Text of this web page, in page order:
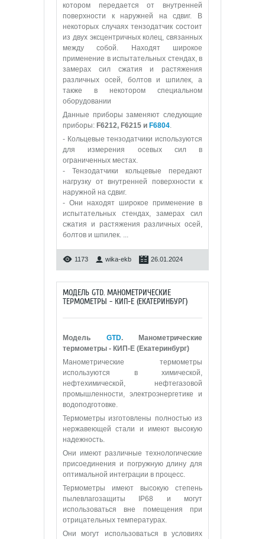
котором передается от внутренней
поверхности к наружней на сдвиг. В
некоторых случаях тензодатчик состоит
из двух эксцентричных колец, связанных
между собой. Находят широкое
применение в испытательных стендах, в
замерах сил сжатия и растяжения
различных осей, болтов и шпилек, а
также в некотором специальном
оборудовании
Данные приборы заменяют следующие
приборы: F6212, F6215 и F6804.
- Кольцевые тензодатчики используются
для измерения осевых сил в
ограниченных местах.
- Тензодатчики кольцевые передают
нагрузку от внутренней поверхности к
наружной на сдвиг.
- Они находят широкое применение в
испытательных стендах, замерах сил
сжатия и растяжения различных осей,
болтов и шпилек. ...
1173 wika-ekb 26.01.2024
МОДЕЛЬ GTD. МАНОМЕТРИЧЕСКИЕ
ТЕРМОМЕТРЫ - КИП-Е (ЕКАТЕРИНБУРГ)
Модель GTD. Манометрические
термометры - КИП-Е (Екатеринбург)
Манометрические термометры
используются в химической,
нефтехимической, нефтегазовой
промышленности, электроэнергетике и
водоподготовке.
Термометры изготовлены полностью из
нержавеющей стали и имеют высокую
надежность.
Они имеют различные технологические
присоединения и погружную длину для
оптимальной интеграции в процесс.
Термометры имеют высокую степень
пылевлагозащиты IP68 и могут
использоваться вне помещения при
отрицательных температурах.
Они могут использоваться в условиях